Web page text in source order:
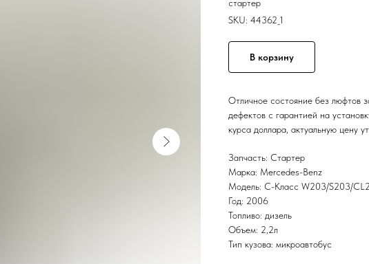
стартер
SKU: 44362_1
В корзину
Отличное состояние без люфтов
дефектов с гарантией на
курса доллара, актуальную цену
Запчасть: Стартер
Марка: Mercedes-Benz
Модель: C-Класс W203/S203/
Год: 2006
Топливо: дизель
Объем: 2,2л
Тип кузова: микроавтобус